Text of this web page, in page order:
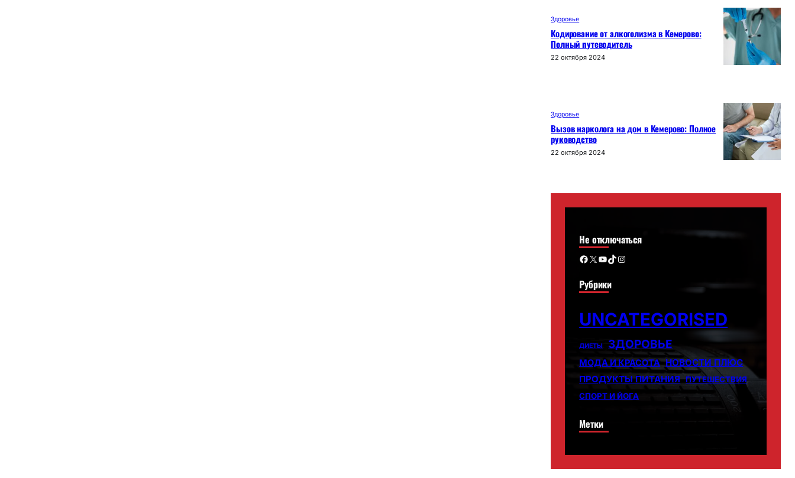
Здоровье
Кодирование от алкоголизма в Кемерово:
Полный путеводитель
22 октября 2024
Здоровье
Вызов нарколога на дом в Кемерово: Полное
руководство
22 октября 2024
Не отключаться
Facebook X YouTube TikTok Instagram
Рубрики
UNCATEGORISED
ДИЕТЫ ЗДОРОВЬЕ
МОДА И КРАСОТА НОВОСТИ ПЛЮС
ПРОДУКТЫ ПИТАНИЯ ПУТЕШЕСТВИЯ
СПОРТ И ЙОГА
Метки